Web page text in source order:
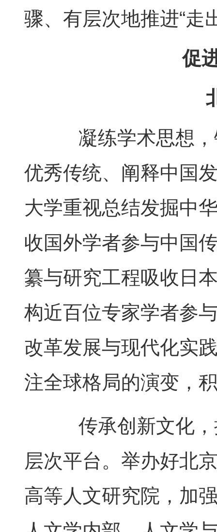
骤、有层次地推进“走
促
凝练学术思想，
优秀传统、阐释中国
大学重视总结发掘中
收国外学者参与中国
纂与研究工程吸收日
构近百位专家学者参
改革发展与现代化实
注全球格局的演变，
传承创新文化，
层次平台。举办好北
高等人文研究院，加